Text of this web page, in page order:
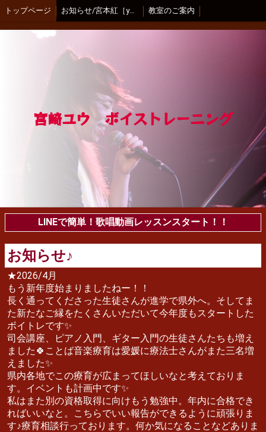
トップページ お知らせ/宮本紅［youtuber］ 教室のご案内
宮崎ユウ ボイストレーニング
LINEで簡単！歌唱動画レッスンスタート！！
お知らせ♪
★2026/4月
もう新年度始まりましたねー！！
長く通ってくださった生徒さんが進学で県外へ。そしてま
た新たなご縁をたくさんいただいて今年度もスタートした
ボイトレです✨
司会講座、ピアノ入門、ギター入門の生徒さんたちも増え
ました🍀ことば音楽療育は愛媛に療法士さんがまた三名増
えました✨
県内各地でこの療育が広まってほしいなと考えておりま
す。イベントも計画中です✨
私はまた別の資格取得に向けもう勉強中。年内に合格でき
ればいいなと。こちらでいい報告ができるように頑張りま
す♪療育相談行っております。何か気になることなどありま